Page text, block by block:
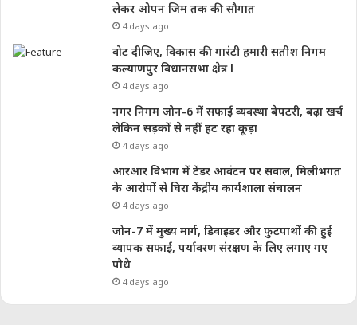
लेकर ओपन जिम तक की सौगात
4 days ago
वोट दीजिए, विकास की गारंटी हमारी सतीश निगम
कल्याणपुर विधानसभा क्षेत्र l
4 days ago
नगर निगम जोन-6 में सफाई व्यवस्था बेपटरी, बढ़ा खर्च
लेकिन सड़कों से नहीं हट रहा कूड़ा
4 days ago
आरआर विभाग में टेंडर आवंटन पर सवाल, मिलीभगत
के आरोपों से घिरा केंद्रीय कार्यशाला संचालन
4 days ago
जोन-7 में मुख्य मार्ग, डिवाइडर और फुटपाथों की हुई
व्यापक सफाई, पर्यावरण संरक्षण के लिए लगाए गए
पौधे
4 days ago